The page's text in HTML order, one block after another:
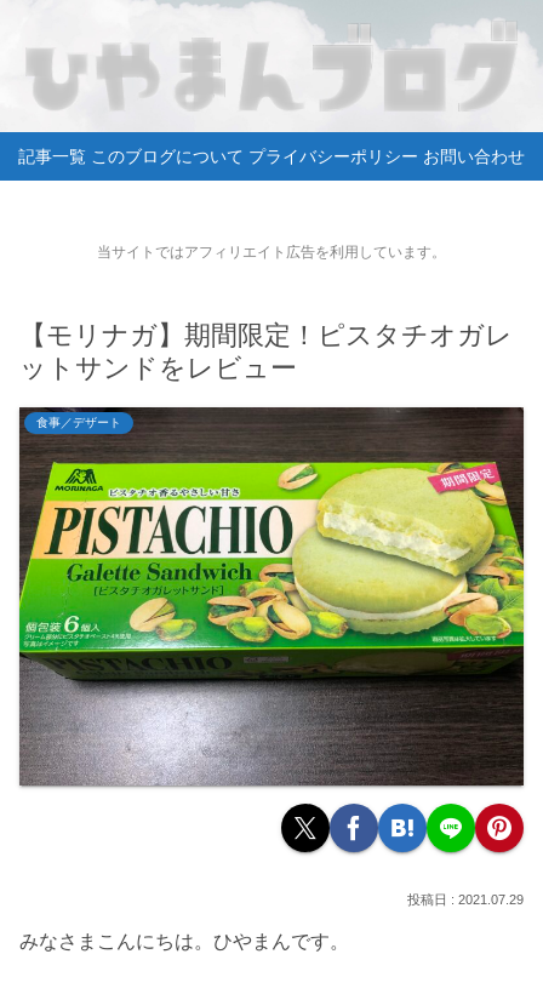
記事一覧 このブログについて プライバシーポリシー お問い合わせ
当サイトではアフィリエイト広告を利用しています。
【モリナガ】期間限定！ピスタチオガレ
ットサンドをレビュー
食事／デザート
2021.07.29
みなさまこんにちは。ひやまんです。